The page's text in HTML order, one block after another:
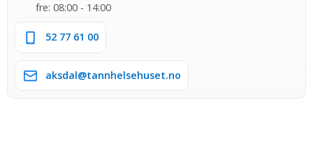
fre: 08:00 - 14:00
52 77 61 00
aksdal@tannhelsehuset.no